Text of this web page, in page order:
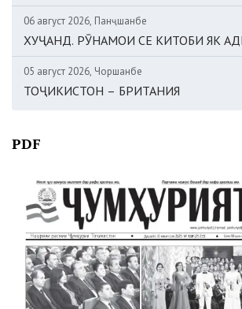
06 август 2026, Панҷшанбе
ХУҶАНД. РӮНАМОИ СЕ КИТОБИ ЯК
05 август 2026, Чоршанбе
ТОҶИКИСТОН – БРИТАНИЯ
PDF